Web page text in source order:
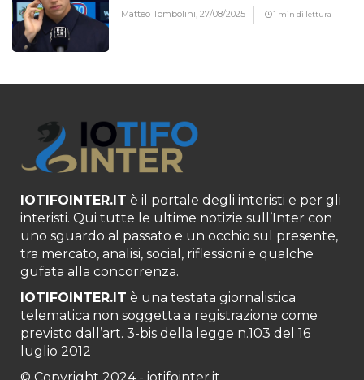
Matteo Tombolini,27/08/2025 1 min di lettura
IOTIFOINTER.IT è il portale degli interisti e per gli
interisti. Qui tutte le ultime notizie sull’Inter con
uno sguardo al passato e un occhio sul presente,
tra mercato, analisi, social, riflessioni e qualche
gufata alla concorrenza.
IOTIFOINTER.IT è una testata giornalistica
telematica non soggetta a registrazione come
previsto dall’art. 3-bis della legge n.103 del 16
luglio 2012